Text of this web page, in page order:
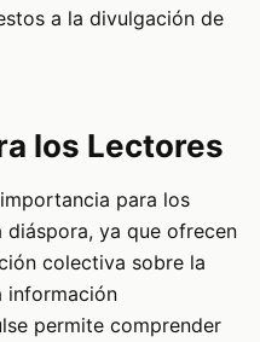
a la divulgación de
los Lectores
para los
ya que ofrecen
colectiva sobre la
información
permite comprender